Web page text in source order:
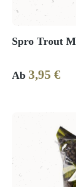
Spro Trout
Regulärer
Ab 3,95 €